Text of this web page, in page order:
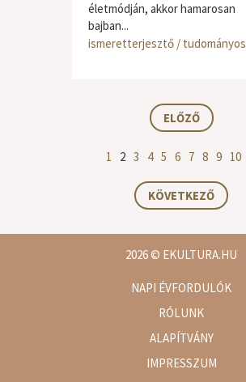
életmódján, akkor hamarosan
bajban...
ismeretterjesztő / tudományos
ELŐZŐ
1 2 3 4 5 6 7 8 9 10
KÖVETKEZŐ
2026© EKULTURA.HU
NAPI ÉVFORDULÓK
RÓLUNK
ALAPÍTVÁNY
IMPRESSZUM